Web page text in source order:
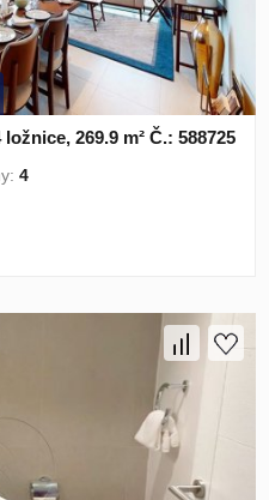
269.9 m² Č.: 588725
4